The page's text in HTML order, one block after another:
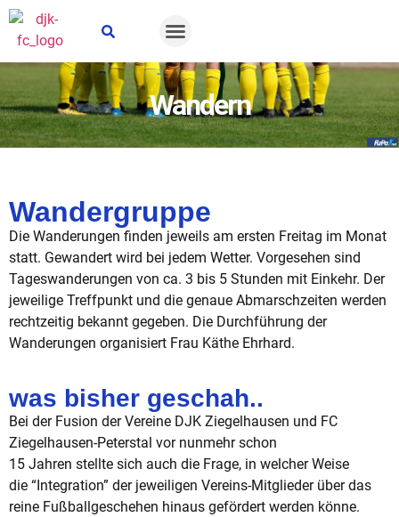
Suche öffnen
Wandern
Wandergruppe
Die Wanderungen finden jeweils am ersten Freitag im Monat
statt. Gewandert wird bei jedem Wetter. Vorgesehen sind
Tageswanderungen von ca. 3 bis 5 Stunden mit Einkehr. Der
jeweilige Treffpunkt und die genaue Abmarschzeiten werden
rechtzeitig bekannt gegeben. Die Durchführung der
Wanderungen organisiert Frau Käthe Ehrhard.
was bisher geschah..
Bei der Fusion der Vereine DJK Ziegelhausen und FC
Ziegelhausen-Peterstal vor nunmehr schon
15 Jahren stellte sich auch die Frage, in welcher Weise
die “Integration” der jeweiligen Vereins-Mitglieder über das
reine Fußballgeschehen hinaus gefördert werden könne.